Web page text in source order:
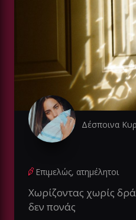
Δέσποινα
Επιμελώς, ατημέλητοι
Χωρίζοντας χωρίς
δεν πονάς